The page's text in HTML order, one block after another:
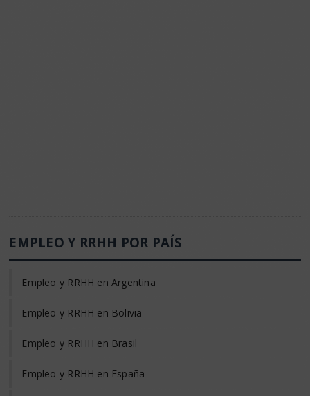
EMPLEO Y RRHH POR PAÍS
Empleo y RRHH en Argentina
Empleo y RRHH en Bolivia
Empleo y RRHH en Brasil
Empleo y RRHH en España